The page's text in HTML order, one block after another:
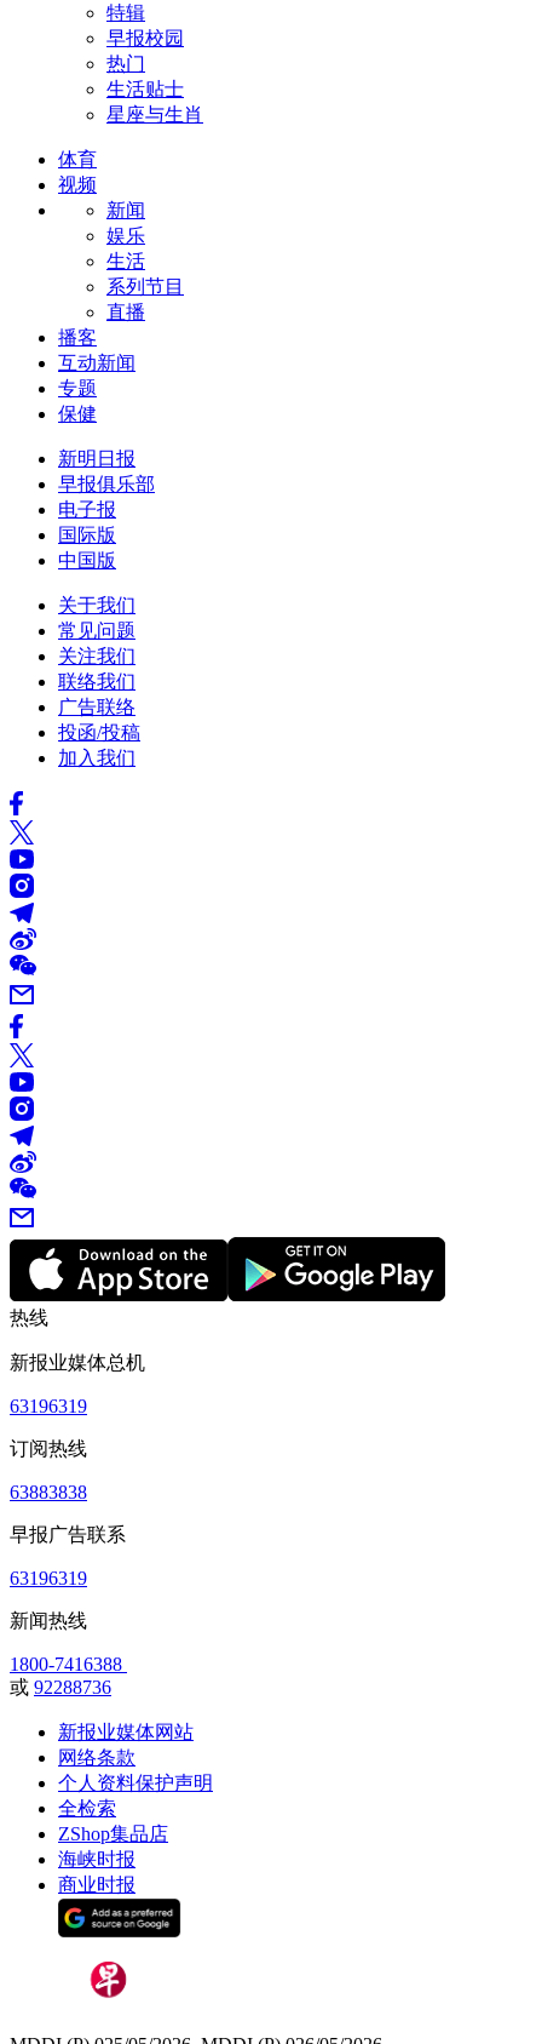
特辑
早报校园
热门
生活贴士
星座与生肖
体育
视频
新闻
娱乐
生活
系列节目
直播
播客
互动新闻
专题
保健
新明日报
早报俱乐部
电子报
国际版
中国版
关于我们
常见问题
关注我们
联络我们
广告联络
投函/投稿
加入我们
热线
新报业媒体总机
63196319
订阅热线
63883838
早报广告联系
63196319
新闻热线
1800-7416388
或 92288736
新报业媒体网站
网络条款
个人资料保护声明
全检索
ZShop集品店
海峡时报
商业时报